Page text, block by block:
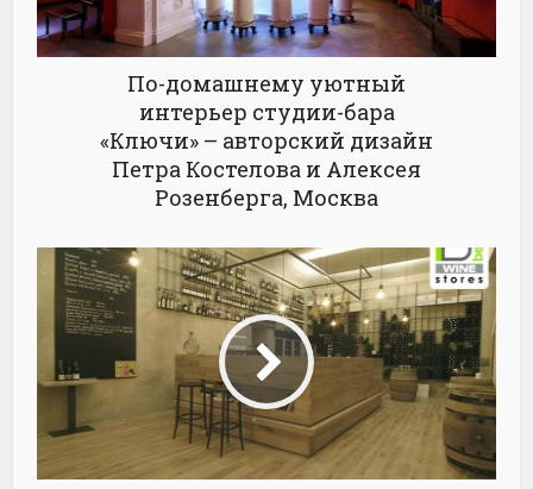
По-домашнему уютный
интерьер студии-бара
«Ключи» – авторский дизайн
Петра Костелова и Алексея
Розенберга, Москва